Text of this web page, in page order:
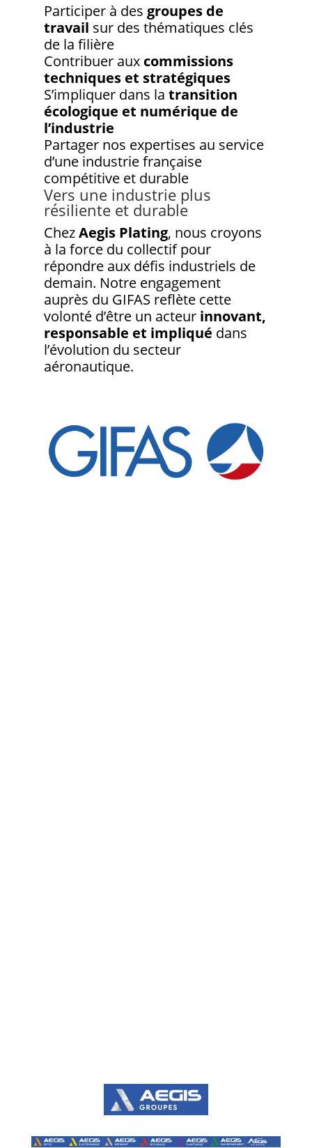
Participer à des groupes de
travail sur des thématiques clés
de la filière
Contribuer aux commissions
techniques et stratégiques
S’impliquer dans la transition
écologique et numérique de
l’industrie
Partager nos expertises au service
d’une industrie française
compétitive et durable
Vers une industrie plus
résiliente et durable
ChezAegis Plating, nous croyons
à la force du collectif pour
répondre aux défis industriels de
demain. Notre engagement
auprès du GIFAS reflète cette
volonté d’être un acteur innovant,
responsable et impliqué dans
l’évolution du secteur
aéronautique.